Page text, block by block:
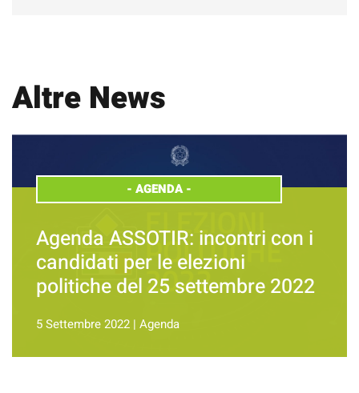
Altre News
- AGENDA-
Agenda ASSOTIR: incontri con i
candidati per le elezioni
politiche del 25 settembre 2022
5 Settembre 2022 | Agenda